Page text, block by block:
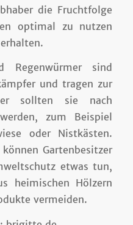
die Fruchtfolge
optimal zu nutzen
Regenwürmer sind
und tragen zur
sollten sie nach
zum Beispiel
oder Nistkästen.
Gartenbesitzer
etwas tun,
heimischen Hölzern
vermeiden.